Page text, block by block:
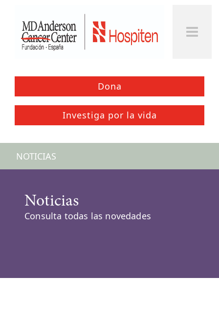
Dona
Investiga por la vida
NOTICIAS
Noticias
Consulta todas las novedades